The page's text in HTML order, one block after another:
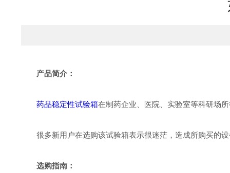
产品简介：
药品稳定性试验箱在制药企业、医院、实验室等科研场
很多新用户在选购该试验箱表示很迷茫，造成所购买的
选购指南：